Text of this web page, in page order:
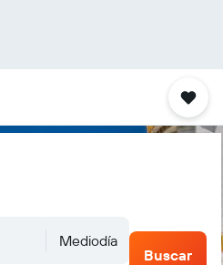
Mediodía
Buscar